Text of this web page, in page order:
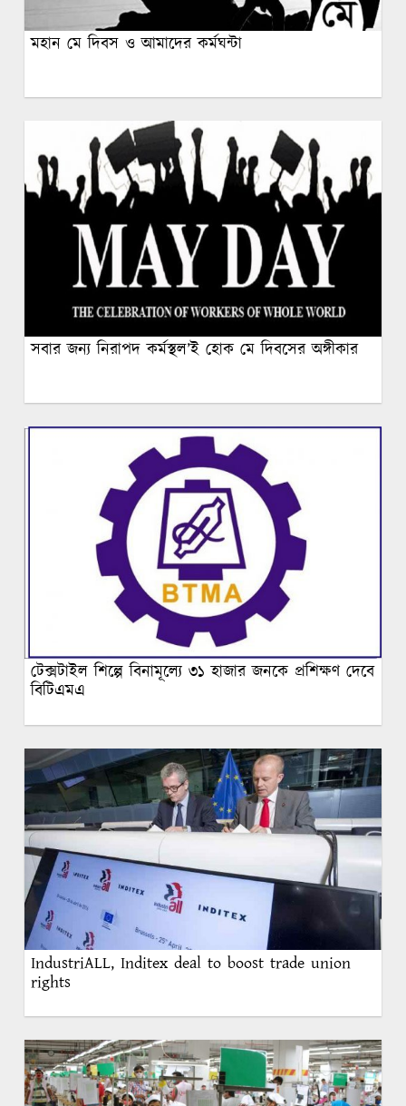
মহান মে দিবস ও আমাদের কর্মঘন্টা
সবার জন্য নিরাপদ কর্মস্থল’ই হোক মে দিবসের অঙ্গীকার
টেক্সটাইল শিল্পে বিনামূল্যে ৩১ হাজার জনকে প্রশিক্ষণ দেবে
বিটিএমএ
IndustriALL, Inditex deal to boost trade union
rights